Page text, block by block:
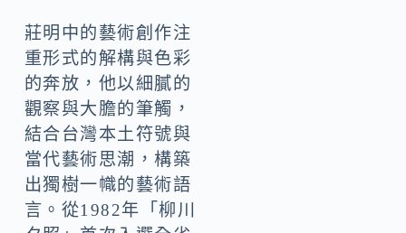
莊明中的藝術創作注
重形式的解構與色彩
的奔放，他以細膩的
觀察與大膽的筆觸，
結合台灣本土符號與
當代藝術思潮，構築
出獨樹一幟的藝術語
言。從1982年「柳川